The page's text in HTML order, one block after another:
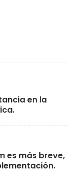
en la
es más breve,